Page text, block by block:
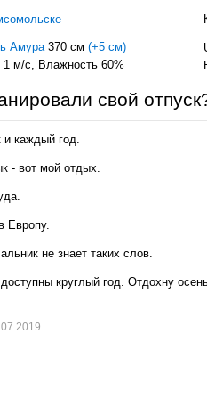
Амура370 см (+5 см)
м/с, Влажность 60%
свой
и каждый год.
- вот мой отдых.
Европу.
не знает таких слов.
круглый год. Отдохну